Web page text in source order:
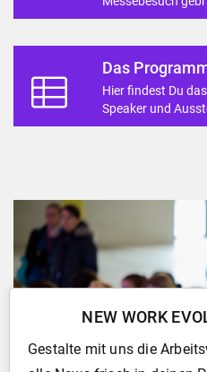
Das
Hier findest Du
Speaker und
NEW WORK
Gestalte mit uns die